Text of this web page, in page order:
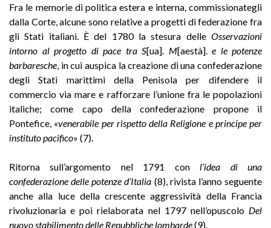
Fra le memorie di politica estera e interna, commissionategli
dalla Corte, alcune sono relative a progetti di federazione fra
gli Stati italiani. È del 1780 la stesura delle Osservazioni
intorno al progetto di pace tra S[ua]. M[aestà]. e le potenze
barbaresche , in cui auspica la creazione di una confederazione
degli Stati marittimi della Penisola per difendere il
commercio via mare e rafforzare l’unione fra le popolazioni
italiche; come capo della confederazione propone il
Pontefice, «venerabile per rispetto della Religione e principe per
instituto pacifico» (7).
Ritorna sull’argomento nel 1791 con l’idea di una
confederazione delle potenze d’Italia (8), rivista l’anno seguente
anche alla luce della crescente aggressività della Francia
rivoluzionaria e poi rielaborata nel 1797 nell’opuscolo Del
nuovo stabilimento delle Repubbliche lombarde(9).